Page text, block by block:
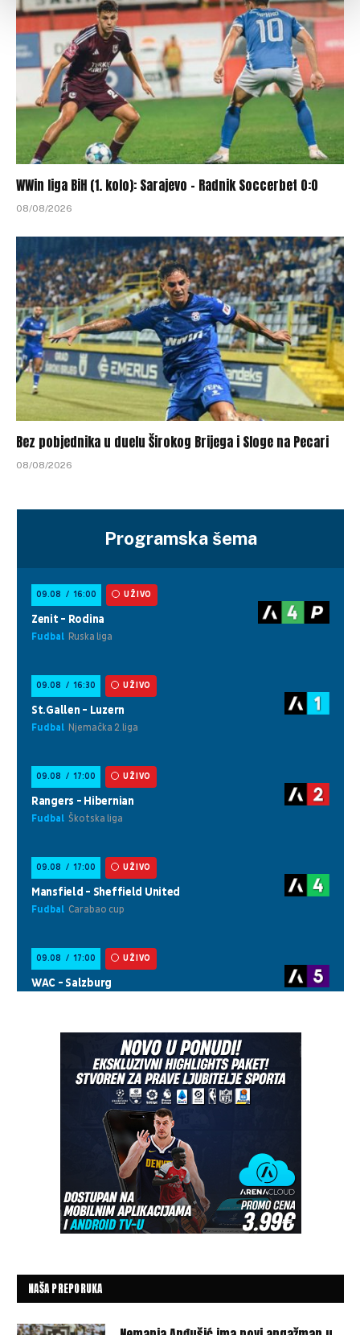
WWin liga BiH (1. kolo): Sarajevo – Radnik Soccerbet 0:0
08/08/2026
Bez pobjednika u duelu Širokog Brijega i Sloge na Pecari
08/08/2026
Programska šema
NAŠA PREPORUKA